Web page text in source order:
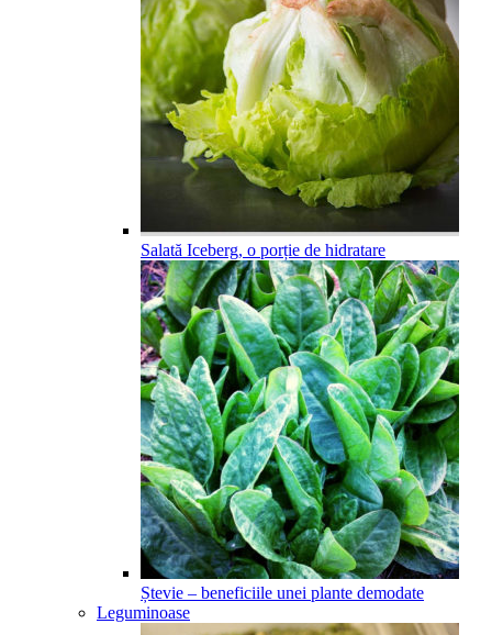
Salată Iceberg, o porție de hidratare
Ștevie – beneficiile unei plante demodate
Leguminoase